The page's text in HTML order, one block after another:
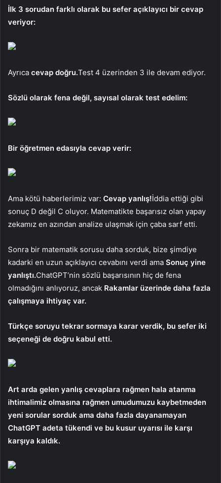
İlk 3 sorudan farklı olarak bu sefer açıklayıcı bir cevap
veriyor:
Ayrıca cevap doğru.Test 4 üzerinden 3 ile devam ediyor.
Sözlü olarak fena değil, sayısal olarak test edelim:
Bir öğretmen edasıyla cevap verir:
Ama kötü haberlerimiz var: Cevap yanlış!İddia ettiği gibi
sonuç D değil C oluyor. Matematikte başarısız olan yapay
zekamız en azından analize ulaşmak için çaba sarf etti.
Sonra bir matematik sorusu daha sorduk, bize şimdiye
kadarki en uzun açıklayıcı cevabını verdi ama Sonuç yine
yanlıştı.ChatGPT’nin sözlü başarısının hiç de fena
olmadığını anlıyoruz, ancak Rakamlar üzerinde daha fazla
çalışmaya ihtiyaç var.
Türkçe soruyu tekrar sormaya karar verdik, bu sefer iki
seçeneği de doğru kabul etti.
Art arda gelen yanlış cevaplara rağmen hala atanma
ihtimalimiz olmasına rağmen umudumuzu kaybetmeden
yeni sorular sorduk ama daha fazla dayanamayan
ChatGPT adeta tükendi ve bu kusur uyarısı ile karşı
karşıya kaldık.